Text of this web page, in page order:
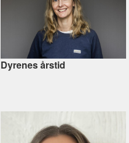
Dyrenes årstid